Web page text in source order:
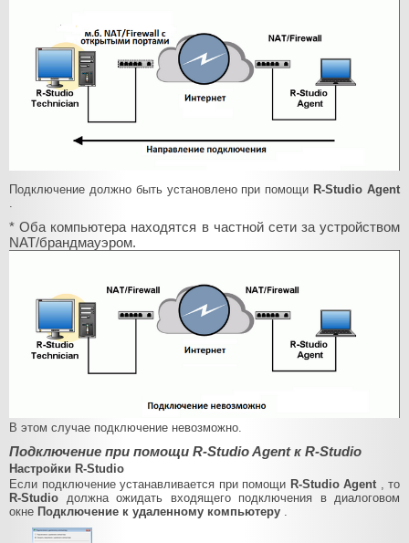
Подключение должно быть установлено при помощи R-Studio Agent
* Оба компьютера находятся в частной сети за устройством
NAT/брандмауэром.
В этом случае подключение невозможно.
Подключение при помощи R-Studio Agent к R-Studio
Настройки R-Studio
Если подключение устанавливается при помощи R-Studio Agent
, то
R-Studio должна ожидать входящего подключения в диалоговом
окне Подключение к удаленному компьютеру